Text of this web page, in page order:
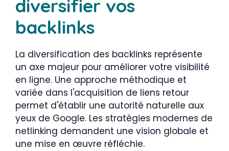
diversifier vos
backlinks
La diversification des backlinks représente
un axe majeur pour améliorer votre visibilité
en ligne. Une approche méthodique et
variée dans l'acquisition de liens retour
permet d'établir une autorité naturelle aux
yeux de Google. Les stratégies modernes de
netlinking demandent une vision globale et
une mise en œuvre réfléchie.